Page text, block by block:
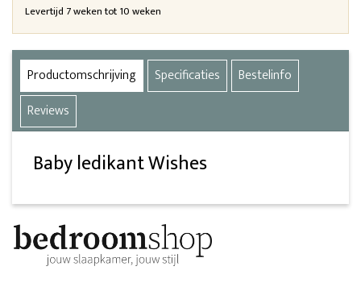
Levertijd 7 weken tot 10 weken
Productomschrijving Specificaties
Bestelinfo
Reviews
Baby ledikant Wishes